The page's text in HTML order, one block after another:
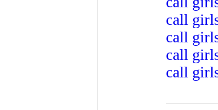
call
call
call
call